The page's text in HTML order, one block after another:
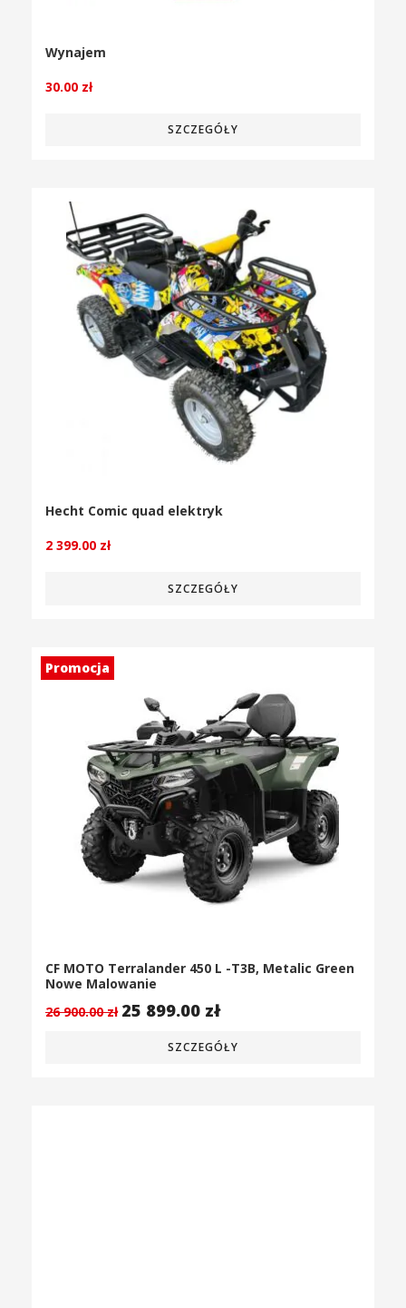
Wynajem
30.00 zł
SZCZEGÓŁY
Hecht Comic quad elektryk
2 399.00 zł
SZCZEGÓŁY
Promocja
CF MOTO Terralander 450 L -T3B, Metalic Green
Nowe Malowanie
26 900.00zł 25 899.00 zł
SZCZEGÓŁY